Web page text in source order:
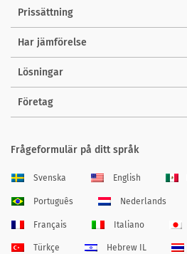
Prissättning
Har jämförelse
Lösningar
Företag
Frågeformulär på ditt språk
Svenska English
Português Nederlands
Français Italiano
Türkçe Hebrew IL